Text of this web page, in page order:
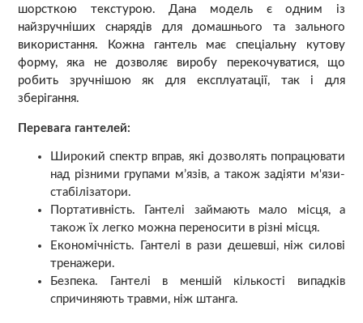
шорсткою текстурою. Дана модель є одним із
найзручніших снарядів для домашнього та зального
використання. Кожна гантель має спеціальну кутову
форму, яка не дозволяє виробу перекочуватися, що
робить зручнішою як для експлуатації, так і для
зберігання.
Перевага гантелей:
Широкий спектр вправ, які дозволять попрацювати
над різними групами м’язів, а також задіяти м'язи-
стабілізатори.
Портативність. Гантелі займають мало місця, а
також їх легко можна переносити в різні місця.
Економічність. Гантелі в рази дешевші, ніж силові
тренажери.
Безпека. Гантелі в меншій кількості випадків
спричиняють травми, ніж штанга.